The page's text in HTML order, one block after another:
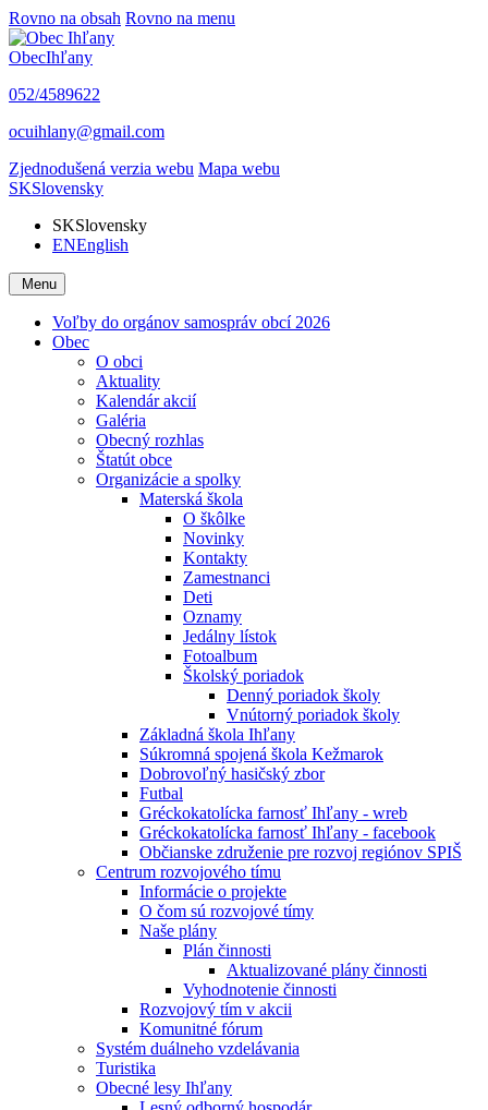
Rovno na obsah Rovno na menu
ObecIhľany
052/4589622
ocuihlany@gmail.com
Zjednodušená verzia webu Mapa webu
SKSlovensky
SKSlovensky
ENEnglish
Menu
Voľby do orgánov samospráv obcí 2026
Obec
O obci
Aktuality
Kalendár akcií
Galéria
Obecný rozhlas
Štatút obce
Organizácie a spolky
Materská škola
O škôlke
Novinky
Kontakty
Zamestnanci
Deti
Oznamy
Jedálny lístok
Fotoalbum
Školský poriadok
Denný poriadok školy
Vnútorný poriadok školy
Základná škola Ihľany
Súkromná spojená škola Kežmarok
Dobrovoľný hasičský zbor
Futbal
Gréckokatolícka farnosť Ihľany - wreb
Gréckokatolícka farnosť Ihľany - facebook
Občianske združenie pre rozvoj regiónov SPIŠ
Centrum rozvojového tímu
Informácie o projekte
O čom sú rozvojové tímy
Naše plány
Plán činnosti
Aktualizované plány činnosti
Vyhodnotenie činnosti
Rozvojový tím v akcii
Komunitné fórum
Systém duálneho vzdelávania
Turistika
Obecné lesy Ihľany